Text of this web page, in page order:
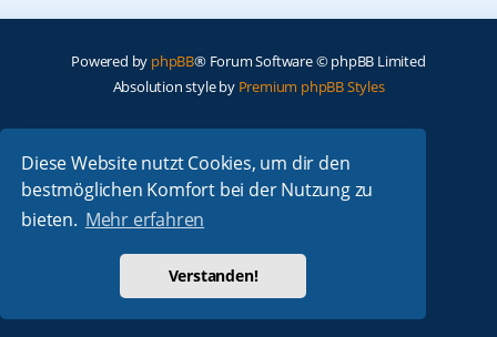
Diese Website nutzt Cookies, um dir den
bestmöglichen Komfort bei der Nutzung zu
bieten. Mehr erfahren
Verstanden!
Powered by phpBB® Forum Software © phpBB Limited
Absolution style by Premium phpBB Styles
Datenschutz|Nutzungsbedingungen